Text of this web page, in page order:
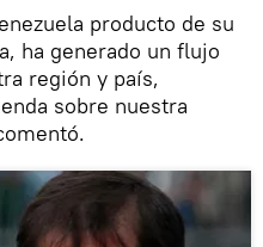
producto de su
ha generado un flujo
región y país,
sobre nuestra